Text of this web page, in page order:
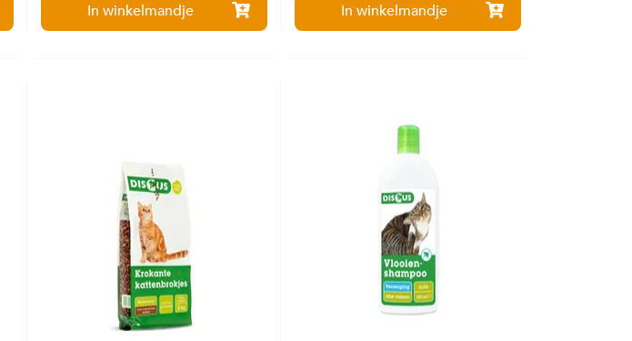
In winkelmandje In winkelmandje